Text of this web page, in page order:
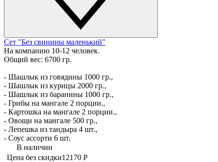
Сет "Без свинины маленький"
На компанию 10-12 человек.
Общий вес: 6700 гр.
- Шашлык из говядины 1000 гр.,
- Шашлык из курицы 2000 гр.,
- Шашлык из баранины 1000 гр.,
- Грибы на мангале 2 порции.,
- Картошка на мангале 2 порции.,
- Овощи на мангале 500 гр.,
- Лепешка из тандыра 4 шт.,
- Соус ассорти 6 шт.
В наличии
Цена без скидки12170 Р